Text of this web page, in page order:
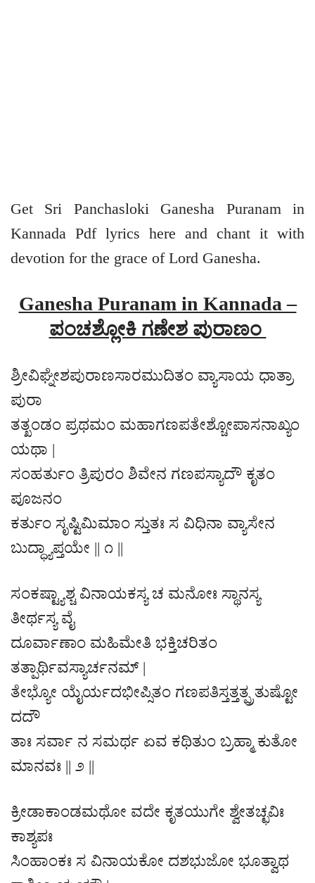
Get Sri Panchasloki Ganesha Puranam in
Kannada Pdf lyrics here and chant it with
devotion for the grace of Lord Ganesha.
Ganesha Puranam in Kannada –
ಪಂಚಶ್ಲೋಕಿ ಗಣೇಶ ಪುರಾಣಂ
ಶ್ರೀವಿಘ್ನೇಶಪುರಾಣಸಾರಮುದಿತಂ ವ್ಯಾಸಾಯ ಧಾತ್ರಾ
ಪುರಾ
ತತ್ಖಂಡಂ ಪ್ರಥಮಂ ಮಹಾಗಣಪತೇಶ್ಚೋಪಾಸನಾಖ್ಯಂ
ಯಥಾ |
ಸಂಹರ್ತುಂ ತ್ರಿಪುರಂ ಶಿವೇನ ಗಣಪಸ್ಯಾದೌ ಕೃತಂ
ಪೂಜನಂ
ಕರ್ತುಂ ಸೃಷ್ಟಿಮಿಮಾಂ ಸ್ತುತಃ ಸ ವಿಧಿನಾ ವ್ಯಾಸೇನ
ಬುದ್ಧ್ಯಾಪ್ತಯೇ || ೧ ||
ಸಂಕಷ್ಟ್ಯಾಶ್ಚ ವಿನಾಯಕಸ್ಯ ಚ ಮನೋಃ ಸ್ಥಾನಸ್ಯ
ತೀರ್ಥಸ್ಯ ವೈ
ದೂರ್ವಾಣಾಂ ಮಹಿಮೇತಿ ಭಕ್ತಿಚರಿತಂ
ತತ್ಪಾರ್ಥಿವಸ್ಯಾರ್ಚನಮ್ |
ತೇಭ್ಯೋ ಯೈರ್ಯದಭೀಪ್ಸಿತಂ ಗಣಪತಿಸ್ತತ್ತತ್ಪ್ರತುಷ್ಟೋ
ದದೌ
ತಾಃ ಸರ್ವಾ ನ ಸಮರ್ಥ ಏವ ಕಥಿತುಂ ಬ್ರಹ್ಮಾ ಕುತೋ
ಮಾನವಃ || ೨ ||
ಕ್ರೀಡಾಕಾಂಡಮಥೋ ವದೇ ಕೃತಯುಗೇ ಶ್ವೇತಚ್ಛವಿಃ
ಕಾಶ್ಯಪಃ
ಸಿಂಹಾಂಕಃ ಸ ವಿನಾಯಕೋ ದಶಭುಜೋ ಭೂತ್ವಾಥ